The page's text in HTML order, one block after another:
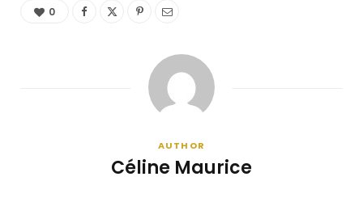
0
AUTHOR
Céline Maurice